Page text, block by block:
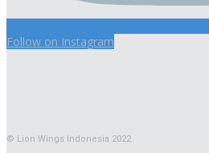
Follow on Instagram
© Lion Wings Indonesia 2022